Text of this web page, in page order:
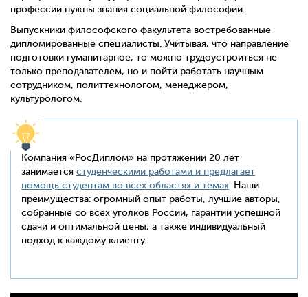
профессии нужны знания социальной философии.
Выпускники философского факультета востребованные
дипломированные специалисты. Учитывая, что направление
подготовки гуманитарное, то можно трудоустроиться не
только преподавателем, но и пойти работать научным
сотрудником, политтехнологом, менеджером,
культурологом.
Компания «РосДиплом» на протяжении 20 лет
занимается студенческими работами и предлагает
помощь студентам во всех областях и темах . Наши
преимущества: огромный опыт работы, лучшие авторы,
собранные со всех уголков России, гарантии успешной
сдачи и оптимальной цены, а также индивидуальный
подход к каждому клиенту.